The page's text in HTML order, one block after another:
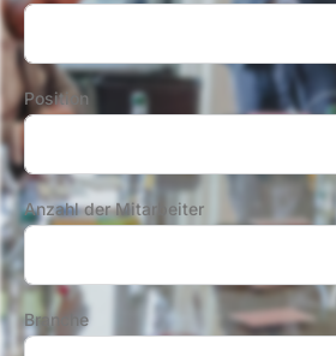
Position
Anzahl der Mitarbeiter
Branche